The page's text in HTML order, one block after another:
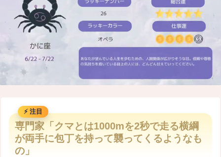
M
u
t
e
専門家「クマとは1000mを2秒で走る横綱
が両手に包丁を持って襲ってくるようなも
の」